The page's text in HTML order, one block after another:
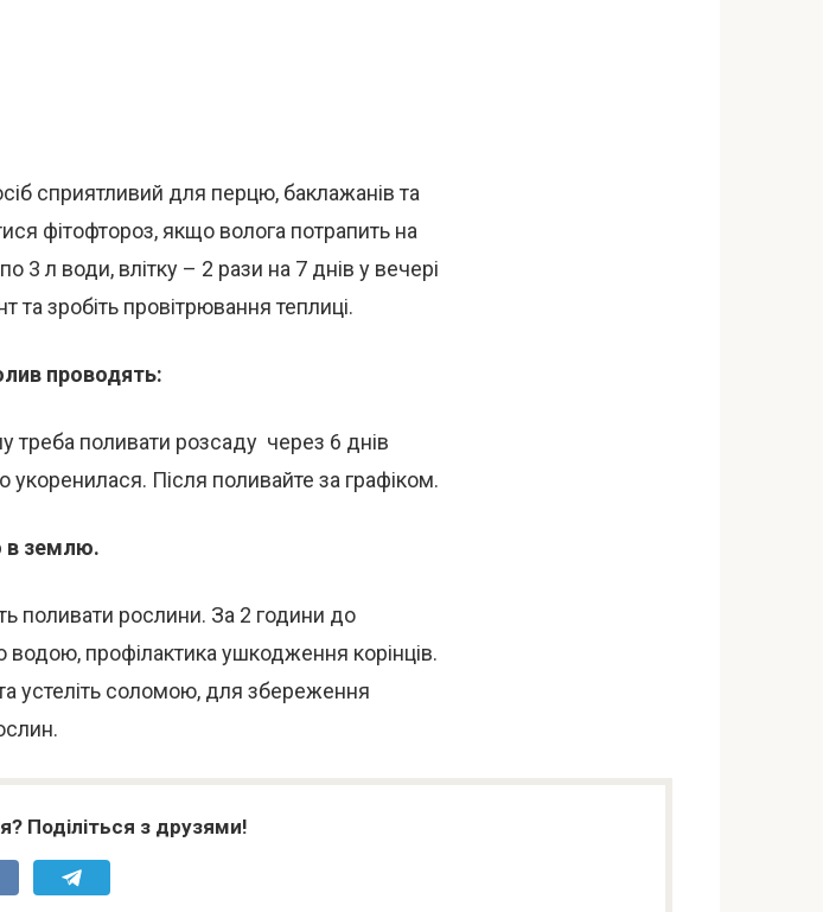
сприятливий для перцю, баклажанів та
фітофтороз, якщо волога потрапить на
3 л води, влітку – 2 рази на 7 днів у вечері
та зробіть провітрювання теплиці.
проводять:
поливати розсаду через 6 днів
укоренилася. Після поливайте за графіком.
в землю.
поливати рослини. За 2 години до
профілактика ушкодження корінців.
устеліть соломою, для збереження
Поділіться з друзями!